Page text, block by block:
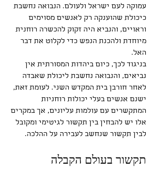
עמוקה לעם ישראל ולעולם. הנבואה נחשבת
כיכולת שהוענקה רק לאנשים מסוימים
וראויים, והנביא היה זקוק להכשרה רוחנית
מיוחדת ולהכנת הנפש כדי לקלוט את דבר
האל.
בניגוד לכך, כיום ביהדות המסורתית אין
נביאים, והנבואה נחשבת ליכולת שאבדה
לאחר חורבן בית המקדש השני. לעומת זאת,
ישנם אנשים בעלי יכולות רוחניות
המתקשרים עם עולמות עליונים, אך במקרים
אלו יש להבחין בין תקשור לגיטימי ומקובל
לבין תקשור שנחשב לעבירה על ההלכה.
תקשור בעולם הקבלה